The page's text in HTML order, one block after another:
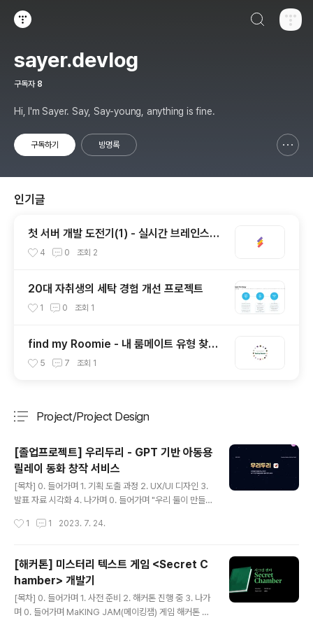
sayer.devlog
구독자 8
Hi, I'm Sayer. Say, Say-young, anything is fine.
구독하기 방명록
인기글
첫 서버 개발 도전기(1) - 실시간 브레인스토
밍 협업 툴, STORM
4 0 조회 2
20대 자취생의 세탁 경험 개선 프로젝트
1 0 조회 1
find my Roomie - 내 룸메이트 유형 찾기
테스트 개발기 (React에서 카카오링크 기능
5 7 조회 1
Project/Project Design
[졸업프로젝트] 우리두리 - GPT 기반 아동용
릴레이 동화 창작 서비스
[목차] 0. 들어가며 1. 기획 도출 과정 2. UX/UI 디자인 3.
발표 자료 시각화 4. 나가며 0. 들어가며 "우리 둘이 만들
프로젝트로 만들었던 서비스 '우리두리'의 기획 과정을 정
방학을 지나면서 ChatGPT의 인기가 갑자기 급상승하게
되어 GPT를 사용하는 우리 서비스도 많은 학우들의 관심
을 받게 되었어요. GPT가 대중에게 가장 친숙한 기술이
된 지금, 기왕이면 프로젝트를 아주 멋지게 끝내보자는 마
음가짐으로 막판 스퍼트를 올려서 2023년 상반기에 잘 마
1 1 2023. 7. 24.
[해커톤] 미스터리 텍스트 게임 <Secret C
hamber> 개발기
[목차] 0. 들어가며 1. 사전 준비 2. 해커톤 진행 중 3. 나가
며 0. 들어가며 MaKING JAM(메이킹잼) 게임 해커톤 참